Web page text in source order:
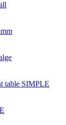
table SIMPLE